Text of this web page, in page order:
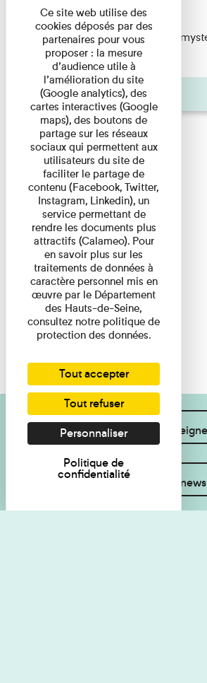
Du 15/08/2026 au 15/08/2026
Albert Kahn est un personnage
d'origine modeste, il a ...
Agenda
Je souhaite des
Inscrivez-vous à la
Ce site web utilise des
cookies déposés par des
partenaires pour vous
proposer : la mesure
d’audience utile à
l’amélioration du site
(Google analytics), des
cartes interactives (Google
maps), des boutons de
partage sur les réseaux
sociaux qui permettent aux
utilisateurs du site de
faciliter le partage de
contenu (Facebook, Twitter,
Instagram, Linkedin), un
service permettant de
rendre les documents plus
attractifs (Calameo). Pour
en savoir plus sur les
traitements de données à
caractère personnel mis en
œuvre par le Département
des Hauts-de-Seine,
consultez notre politique de
protection des données.
Tout accepter
Tout refuser
Personnaliser
Politique de
confidentialité